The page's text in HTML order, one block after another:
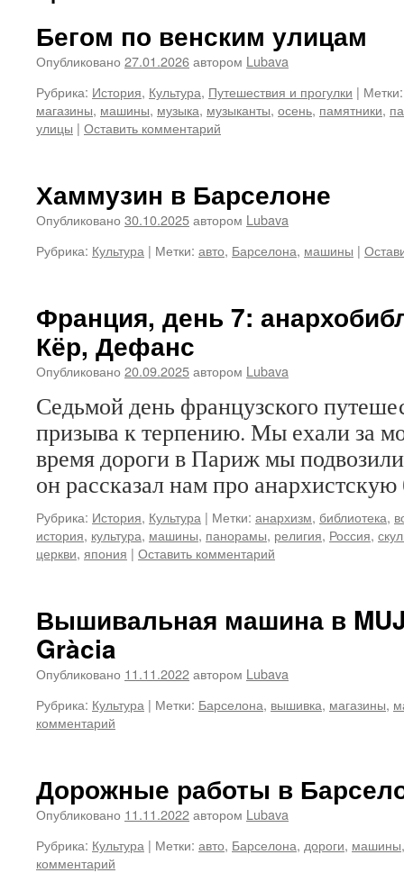
Бегом по венским улицам
Опубликовано 27.01.2026автором Lubava
Рубрика: История, Культура, Путешествия и прогулки | Метки:
магазины, машины, музыка, музыканты, осень, памятники,
улицы | Оставить комментарий
Хаммузин в Барселоне
Опубликовано 30.10.2025автором Lubava
Рубрика: Культура | Метки: авто, Барселона, машины |
Франция, день 7:
Кёр, Дефанс
Опубликовано 20.09.2025автором Lubava
Седьмой день французского
призыва к терпению. Мы ехали за
время дороги в Париж мы
он рассказал нам про
Рубрика: История, Культура | Метки: анархизм, библиотека,
история, культура, машины, панорамы, религия, Россия,
церкви, япония | Оставить комментарий
Вышивальная машина в
Gràcia
Опубликовано 11.11.2022автором Lubava
Рубрика: Культура | Метки: Барселона, вышивка, магазины,
комментарий
Дорожные работы в
Опубликовано 11.11.2022автором Lubava
Рубрика: Культура | Метки: авто, Барселона, дороги, машины
комментарий